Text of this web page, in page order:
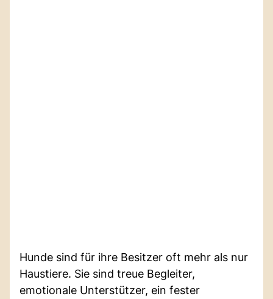
Hunde sind für ihre Besitzer oft mehr als nur
Haustiere. Sie sind treue Begleiter,
emotionale Unterstützer, ein fester